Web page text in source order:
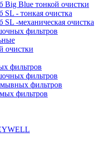
Big Blue тонкой очистки
- тонкая очистка
-механическая очистка
фильтров
очистки
фильтров
фильтров
фильтров
фильтров